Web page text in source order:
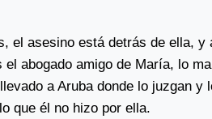
el asesino está detrás de ella, y
abogado amigo de María, lo
a Aruba donde lo juzgan y
que él no hizo por ella.